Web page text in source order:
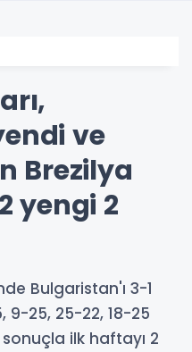
ve
Brezilya
yengi 2
Bulgaristan'ı 3-1
9-25, 25-22, 18-25
ilk haftayı 2